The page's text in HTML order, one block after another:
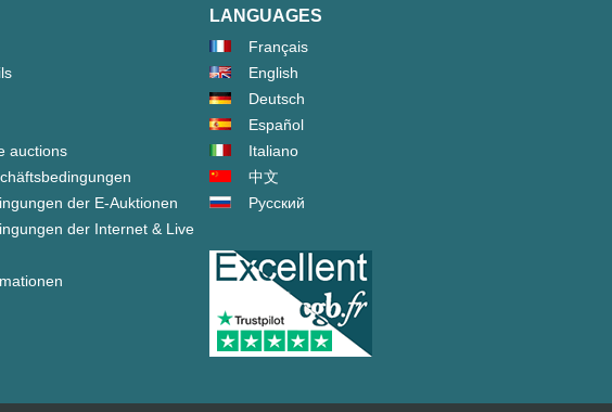
auctions
der E-Auktionen
der Internet & Live
LANGUAGES
Français
English
Deutsch
Español
Italiano
中文
Русский